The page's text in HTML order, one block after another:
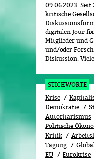
09.06.2023:
kritische
digitalen Jour
Mitglieder und
und/oder
Diskussion.
STICHWORTE
Krise
Demokratie
Autoritarismus
Politische
Kritik
Tagung
EU
Eurokrise